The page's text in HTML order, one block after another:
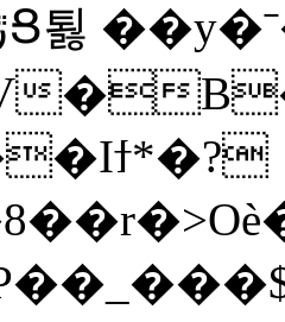
�